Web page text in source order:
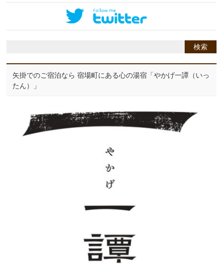
矢掛でのご宿泊なら 宿場町にある心の湯宿「やかげ一譚（いっ
たん）」